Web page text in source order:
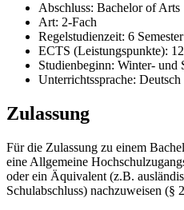
Abschluss: Bachelor of Arts
Art: 2-Fach
Regelstudienzeit: 6 Semester
ECTS (Leistungspunkte):
Studienbeginn: Winter- und
Unterrichtssprache: Deutsch
Zulassung
Für die Zulassung zu einem
eine Allgemeine
oder ein Äquivalent (z.B.
Schulabschluss) nachzuweisen (§ 2